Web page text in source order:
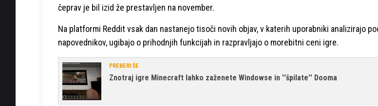
čeprav je bil izid že prestavljen na november.
Na platformi Reddit vsak dan nastanejo tisoči novih objav, v katerih uporabniki analizirajo
napovednikov, ugibajo o prihodnjih funkcijah in razpravljajo o morebitni ceni igre.
PREBERI ŠE
Znotraj igre Minecraft lahko zaženete Windowse in ''špilate'' Dooma